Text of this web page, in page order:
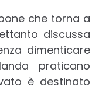
che torna a
discussa
dimenticare
praticano
è destinato